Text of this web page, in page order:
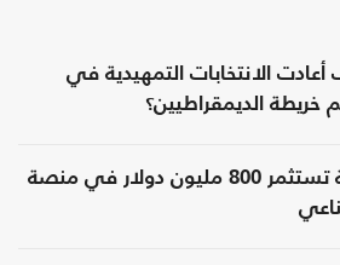
الانتخابات التمهيدية في
الديمقراطيين؟
"أريد" القطرية تستثمر 800 مليون دولار في منصة